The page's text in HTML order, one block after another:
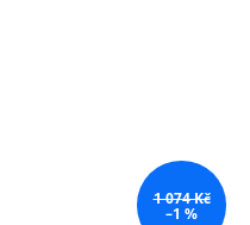
1 074 Kč
–1 %